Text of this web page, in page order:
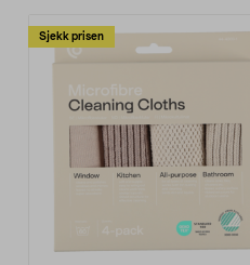
Sjekk prisen